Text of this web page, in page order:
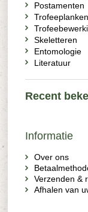
Postamenten
Trofeeplanken
Skeletteren
Entomologie
Literatuur
Recent
Informatie
Over ons
Verzenden &
Afhalen van